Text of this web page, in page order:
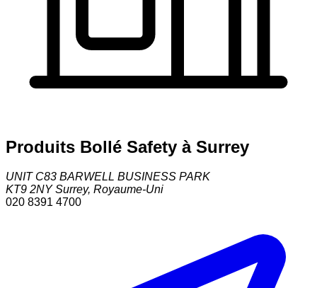
Produits Bollé Safety à Surrey
UNIT C83 BARWELL BUSINESS PARK
KT9 2NY Surrey, Royaume-Uni
020 8391 4700